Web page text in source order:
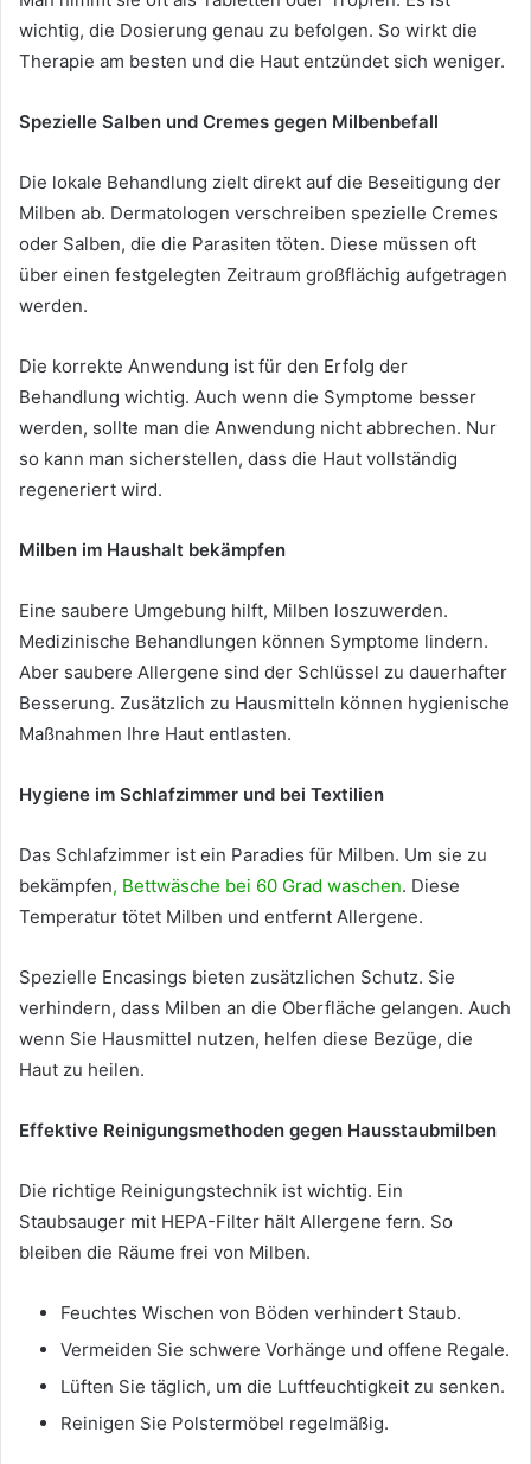
wichtig, die Dosierung genau zu befolgen. So wirkt die
Therapie am besten und die Haut entzündet sich weniger.
Spezielle Salben und Cremes gegen Milbenbefall
Die lokale Behandlung zielt direkt auf die Beseitigung der
Milben ab. Dermatologen verschreiben spezielle Cremes
oder Salben, die die Parasiten töten. Diese müssen oft
über einen festgelegten Zeitraum großflächig aufgetragen
werden.
Die korrekte Anwendung ist für den Erfolg der
Behandlung wichtig. Auch wenn die Symptome besser
werden, sollte man die Anwendung nicht abbrechen. Nur
so kann man sicherstellen, dass die Haut vollständig
regeneriert wird.
Milben im Haushalt bekämpfen
Eine saubere Umgebung hilft, Milben loszuwerden.
Medizinische Behandlungen können Symptome lindern.
Aber saubere Allergene sind der Schlüssel zu dauerhafter
Besserung. Zusätzlich zu Hausmitteln können hygienische
Maßnahmen Ihre Haut entlasten.
Hygiene im Schlafzimmer und bei Textilien
Das Schlafzimmer ist ein Paradies für Milben. Um sie zu
bekämpfen, Bettwäsche bei 60 Grad waschen. Diese
Temperatur tötet Milben und entfernt Allergene.
Spezielle Encasings bieten zusätzlichen Schutz. Sie
verhindern, dass Milben an die Oberfläche gelangen. Auch
wenn Sie Hausmittel nutzen, helfen diese Bezüge, die
Haut zu heilen.
Effektive Reinigungsmethoden gegen Hausstaubmilben
Die richtige Reinigungstechnik ist wichtig. Ein
Staubsauger mit HEPA-Filter hält Allergene fern. So
bleiben die Räume frei von Milben.
Feuchtes Wischen von Böden verhindert Staub.
Vermeiden Sie schwere Vorhänge und offene Regale.
Lüften Sie täglich, um die Luftfeuchtigkeit zu senken.
Reinigen Sie Polstermöbel regelmäßig.